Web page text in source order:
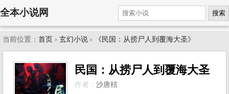
全本小说网 搜索
当前位置： 首页 › 玄幻小说 › 《民国：从捞尸人到覆海大圣》
民国：从捞尸人到覆海大圣
作者： 沙唐桔